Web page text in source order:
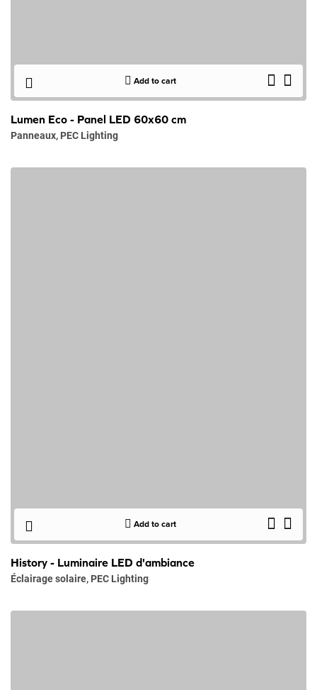
Add to cart
Lumen Eco - Panel LED 60x60 cm
Panneaux, PEC Lighting
Add to cart
History - Luminaire LED d'ambiance
Éclairage solaire, PEC Lighting